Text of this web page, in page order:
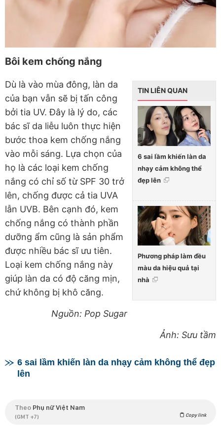
Bôi kem chống nắng
TIN LIÊN QUAN
6 sai lầm khiến làn da
nhạy cảm không thể
đẹp lên
Phương pháp làm đều
màu da hiệu quả tại
nhà
Dù là vào mùa đông, làn da
của bạn vẫn sẽ bị tấn công
bởi tia UV. Đây là lý do, các
bác sĩ da liễu luôn thực hiện
bước thoa kem chống nắng
vào mỗi sáng. Lựa chọn của
họ là các loại kem chống
nắng có chỉ số từ SPF 30 trở
lên, chống được cả tia UVA
lẫn UVB. Bên cạnh đó, kem
chống nắng có thành phần
dưỡng ẩm cũng là sản phẩm
được nhiều bác sĩ ưu tiên.
Loại kem chống nắng này
giúp làn da có độ căng mịn,
chứ không bị khô căng.
Nguồn: Pop Sugar
Ảnh: Sưu tầm
6 sai lầm khiến làn da nhạy cảm không thể đẹp
lên
Theo Phụ nữ Việt Nam
(GMT +7) Copy link